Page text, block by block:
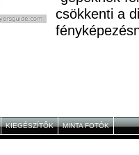
csökkenti a
napellenz?`
polárszűr?`k
KIEGÉSZÍTŐK MINTA FOTÓK